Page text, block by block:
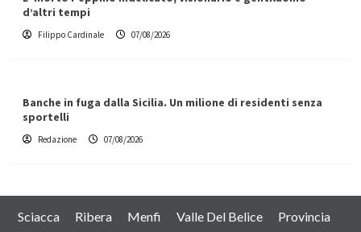
d’altri tempi
Filippo Cardinale 07/08/2026
Banche in fuga dalla Sicilia. Un milione di residenti senza
sportelli
Redazione 07/08/2026
Sciacca Ribera Menfi Valle Del Belice
Provincia